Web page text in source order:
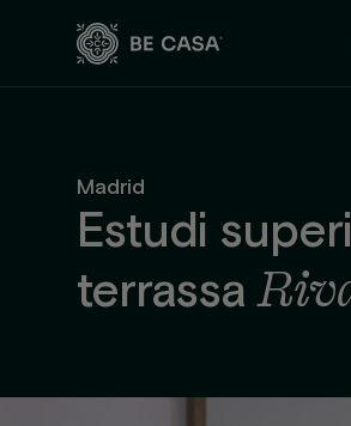
Madrid
Estudi
terrassa